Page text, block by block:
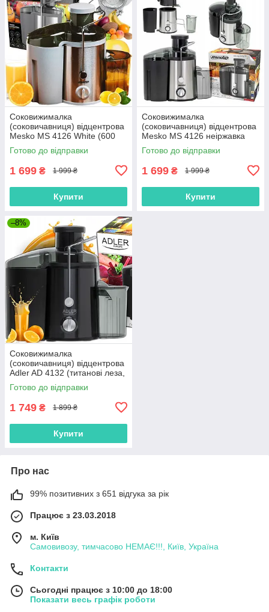
Соковижималка
(соковичавниця) відцентрова
Mesko MS 4126 White (600
Вт, Польща)
Готово до відправки
1 699 ₴ 1 999 ₴
Купити
Соковижималка
(соковичавниця) відцентрова
Mesko MS 4126 неіржавка
сталь + чорний (600 Вт,
Польща)
Готово до відправки
1 699 ₴ 1 999 ₴
Купити
–8%
Соковижималка
(соковичавниця) відцентрова
Adler AD 4132 (титанові леза,
800 Вт, Польща)
Готово до відправки
1 749 ₴ 1 899 ₴
Купити
Про нас
99% позитивних з 651 відгука за рік
Працює з 23.03.2018
м. Київ
Самовивозу, тимчасово НЕМАЄ!!!, Київ, Україна
Контакти
Сьогодні працює з 10:00 до 18:00
Показати весь графік роботи